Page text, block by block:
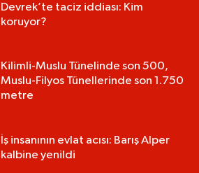
Devrek’te taciz iddiası: Kim
koruyor?
Kilimli-Muslu Tünelinde son 500,
Muslu-Filyos Tünellerinde son 1.750
metre
İş insanının evlat acısı: Barış Alper
kalbine yenildi